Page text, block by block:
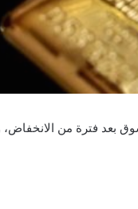
بعد فترة من